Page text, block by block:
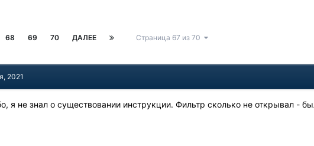
68 69 70 ДАЛЕЕ Страница 67 из 70
2021
я не знал о существовании инструкции. Фильтр сколько не открывал -